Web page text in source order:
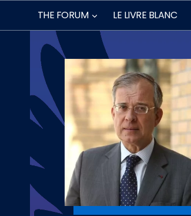
content
THE FORUM LE LIVRE BLANC